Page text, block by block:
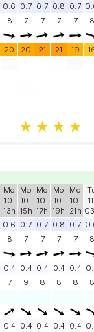
0.6 0.7 0.7 0.8 0.7
8 7 7 7 7 8
20 20 21 21 19
Mo
10.
13h
Mo
10.
15h
Mo
10.
17h
Mo
10.
19h
Mo
10.
21h
0.6 0.7 0.7 0.8 0.7
8 7 7 7 7 8
0.4 0.4 0.4 0.4 0.4
7 9 8 8 8 8
0.4 0.4 0.4 0.4 0.4